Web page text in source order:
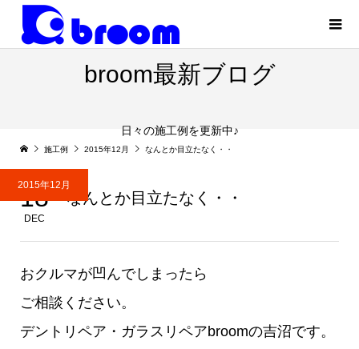
broom最新ブログ
日々の施工例を更新中♪
施工例 2015年12月 なんとか目立たなく・・
2015年12月
18
DEC
なんとか目立たなく・・
おクルマが凹んでしまったら
ご相談ください。
デントリペア・ガラスリペアbroomの吉沼です。